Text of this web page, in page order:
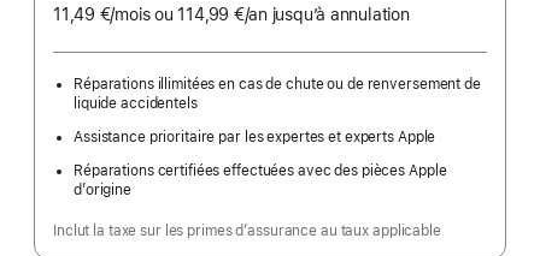
11,49 €/moispar
ou 114,99 €/an par
jusqu’à annulation
Réparations illimitées en cas de chute ou de renversement de
liquide accidentels
Assistance prioritaire par les expertes et experts Apple
Réparations certifiées effectuées avec des pièces Apple
d’origine
Inclut la taxe sur les primes d’assurance au taux applicable